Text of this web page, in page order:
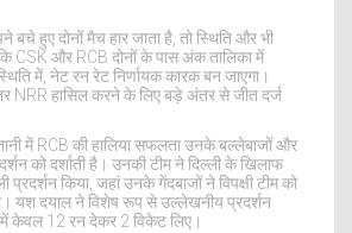
बचे हुए दोनों मैच हार जाता है, तो स्थिति और भी
CSK और RCB दोनों के पास अंक तालिका में
में, नेट रन रेट निर्णायक कारक बन जाएगा।
NRR हासिल करने के लिए बड़े अंतर से जीत दर्ज
में RCB की हालिया सफलता उनके बल्लेबाजों और
को दर्शाती है। उनकी टीम ने दिल्ली के खिलाफ
प्रदर्शन किया, जहां उनके गेंदबाजों ने विपक्षी टीम को
यश दयाल ने विशेष रूप से उल्लेखनीय प्रदर्शन
में केवल 12 रन देकर 2 विकेट लिए।